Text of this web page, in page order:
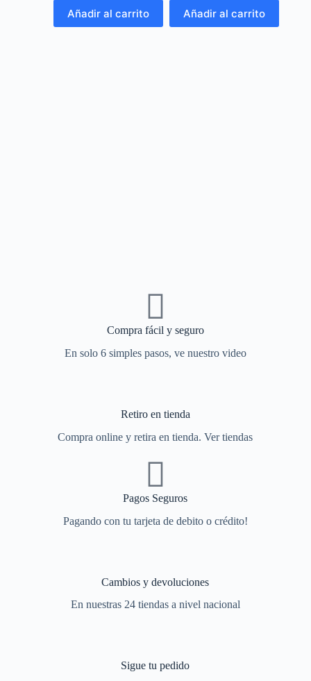
Añadir al carrito Añadir al carrito
Compra fácil y seguro
En solo 6 simples pasos, ve nuestro video
Retiro en tienda
Compra online y retira en tienda. Ver tiendas
Pagos Seguros
Pagando con tu tarjeta de debito o crédito!
Cambios y devoluciones
En nuestras 24 tiendas a nivel nacional
Sigue tu pedido